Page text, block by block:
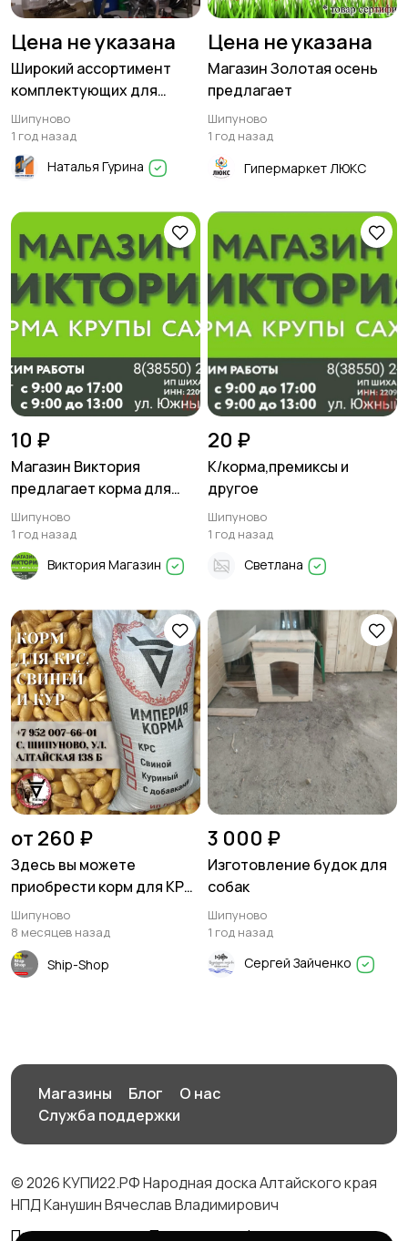
Цена не указана
Широкий ассортимент
комплектующих для
доильных аппаратов в
Шипуново
Шипуново
1 год назад
Наталья Гурина
Цена не указана
Магазин Золотая осень
предлагает
Шипуново
1 год назад
Гипермаркет ЛЮКС
10 ₽
Магазин Виктория
предлагает корма для
цыплят, свиней, кроликов
Шипуново
1 год назад
Виктория Магазин
20 ₽
К/корма,премиксы и
другое
Шипуново
1 год назад
Светлана
от 260 ₽
Здесь вы можете
приобрести корм для КРС,
свиней и кур в Шипуново
Шипуново
8 месяцев назад
Ship-Shop
3 000 ₽
Изготовление будок для
собак
Шипуново
1 год назад
Сергей Зайченко
Магазины Блог
О нас
Служба поддержки
© 2026 КУПИ22.РФ Народная доска Алтайского края
НПД Канушин Вячеслав Владимирович
Правила сервиса
Политика конфиденциальности